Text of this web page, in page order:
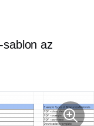
az